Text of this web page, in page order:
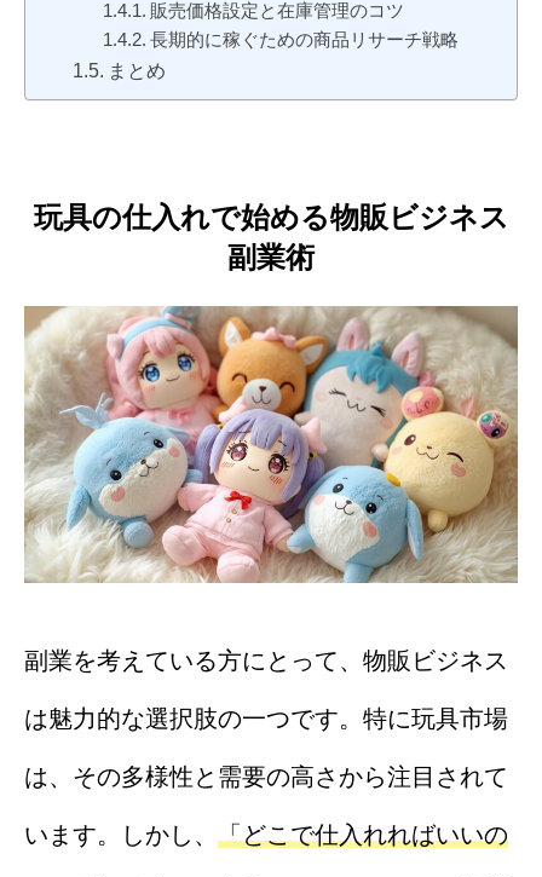
販売価格設定と在庫管理のコツ
長期的に稼ぐための商品リサーチ戦略
まとめ
玩具の仕入れで始める物販ビジネス
副業術
副業を考えている方にとって、物販ビジネス
は魅力的な選択肢の一つです。特に玩具市場
は、その多様性と需要の高さから注目されて
います。しかし、 「どこで仕入れればいいの